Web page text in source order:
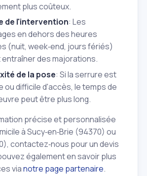
plus coûteux.
de l'intervention: Les
en dehors des heures
(nuit, week‑end, jours fériés)
des majorations.
de la pose: Si la serrure est
ou difficile d'accès, le temps de
peut être plus long.
précise et personnalisée
à Sucy‑en‑Brie (94370) ou
contactez‑nous pour un devis
également en savoir plus
vianotre page partenaire.